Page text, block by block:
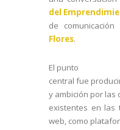
del
de
Flores.
El punto
central fue
y ambición por las
existentes en las
web, como